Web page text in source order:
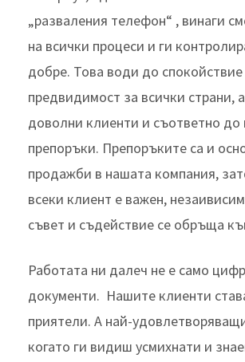
„разваления телефон“ , винаги
на всички процеси и ги
добре. Това води до спокойствие
предвидимост за всички страни,
доволни клиенти и съответно до
препоръки. Препоръките са и
продажби в нашата компания,
всеки клиент е важен,
съвет и съдействие се обръща
Работата ни далеч не е само
документи. Нашите клиенти
приятели. А най-
когато ги видиш усмихнати и